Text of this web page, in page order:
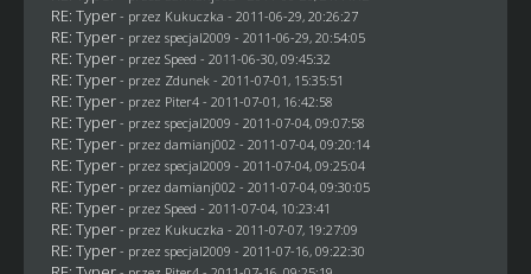
RE: Typer - przez Kukuczka - 2011-06-29, 20:26:27
RE: Typer - przez specjal2009 - 2011-06-29, 20:54:05
RE: Typer - przez Speed - 2011-06-30, 09:45:32
RE: Typer - przez Zdunek - 2011-07-01, 15:35:51
RE: Typer - przez Piter4- 2011-07-01, 16:42:58
RE: Typer - przez specjal2009 - 2011-07-04, 09:07:58
RE: Typer - przez damianj002 - 2011-07-04, 09:20:14
RE: Typer - przez specjal2009 - 2011-07-04, 09:25:04
RE: Typer - przez damianj002 - 2011-07-04, 09:30:05
RE: Typer - przez Speed - 2011-07-04, 10:23:41
RE: Typer - przez Kukuczka - 2011-07-07, 19:27:09
RE: Typer - przez specjal2009 - 2011-07-16, 09:22:30